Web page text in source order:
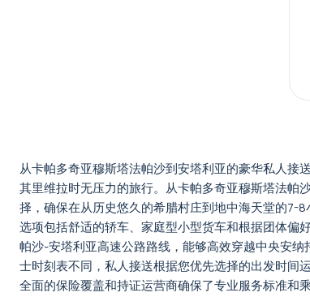
从卡帕多奇亚穆斯塔法帕沙到安塔利亚的豪华私人接
其里维拉时无压力的旅行。从卡帕多奇亚穆斯塔法帕
择，确保在从历史悠久的希腊村庄到地中海天堂的7-
选项包括舒适的轿车、家庭型小型货车和根据团体偏
帕沙-安塔利亚高速公路路线，能够高效穿越中央安
士时刻表不同，私人接送根据您优先选择的出发时间
全面的保险覆盖和持证运营商确保了专业服务标准和